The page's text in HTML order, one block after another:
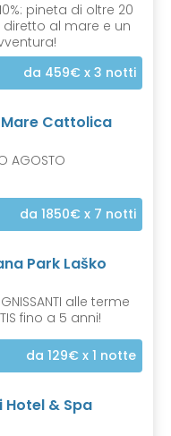
pineta di oltre 20
al mare e un
da 459€ x 3 notti
Cattolica
AGOSTO
da 1850€ x 7 notti
Park Laško
alle terme
fino a 5 anni!
da 129€ x 1 notte
Hotel & Spa